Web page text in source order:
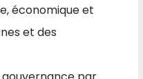
économique et
et des